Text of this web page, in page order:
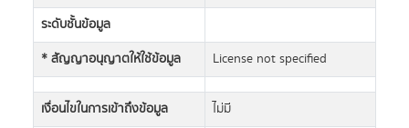
ระดับชั้นข้อมูล
* สัญญาอนุญาตให้ใช้ข้อมูล
License not specified
เงื่อนไขในการเข้าถึงข้อมูล
ไม่มี